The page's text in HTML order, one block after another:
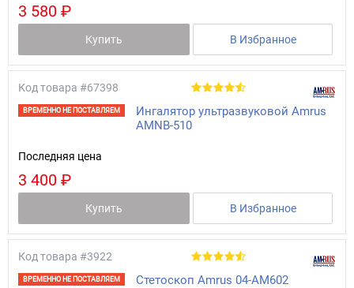
3 580 ₽
Купить В Избранное
Код товара #67398
ВРЕМЕННО НЕ ПОСТАВЛЯЕМ
Ингалятор ультразвуковой Amrus
АМNB-510
Последняя цена
3 400 ₽
Купить В Избранное
Код товара #3922
ВРЕМЕННО НЕ ПОСТАВЛЯЕМ Стетоскоп Amrus 04-AM602